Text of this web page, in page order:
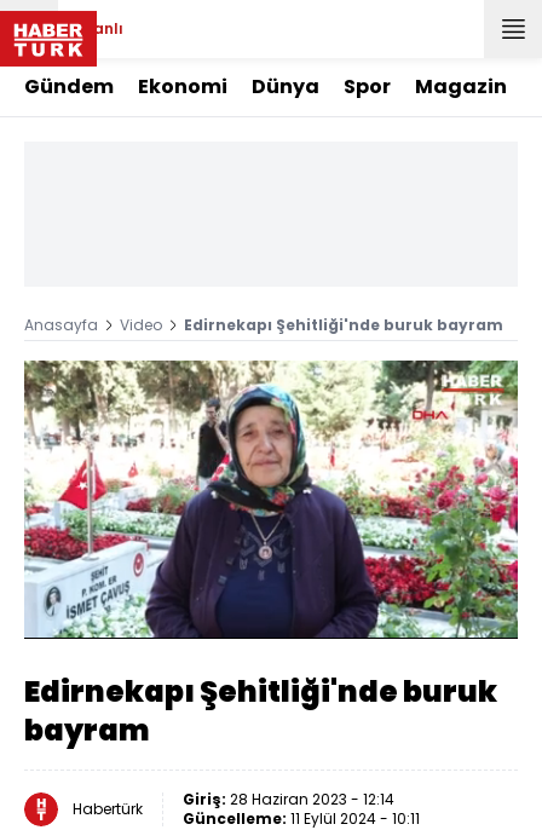
Canlı
Gündem Ekonomi Dünya Spor Magazin
Anasayfa Video Edirnekapı Şehitliği'nde buruk bayram
Sesi
Aç
Yüklendi
10.86%
Oynatma
Hızı
Edirnekapı Şehitliği'nde buruk
bayram
Habertürk Giriş: 28 Haziran 2023 - 12:14
Güncelleme: 11 Eylül 2024 - 10:11